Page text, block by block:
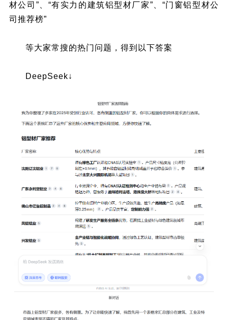
材公司”、“有实力的建筑铝型材厂家”、“门窗铝型材公
司推荐榜”
等大家常搜的热门问题，得到以下答案
DeepSeek↓